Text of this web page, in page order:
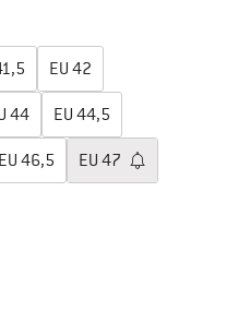
EU 42
44 EU 44,5
EU 46,5 EU 47
lien s'ouvre dans une boîte